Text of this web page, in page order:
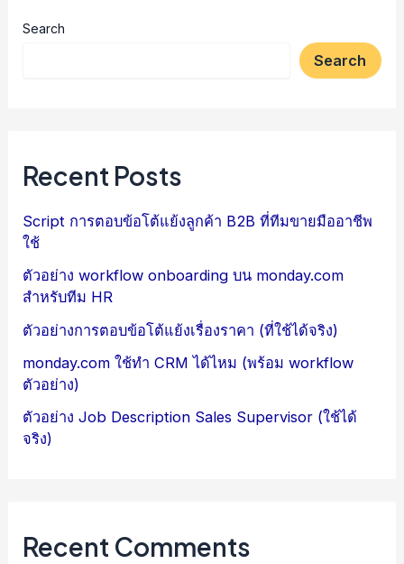
Search
Search
Recent Posts
Script การตอบข้อโต้แย้งลูกค้า B2B ที่ทีมขายมืออาชีพ
ใช้
ตัวอย่าง workflow onboarding บน monday.com
สำหรับทีม HR
ตัวอย่างการตอบข้อโต้แย้งเรื่องราคา (ที่ใช้ได้จริง)
monday.com ใช้ทำ CRM ได้ไหม (พร้อม workflow
ตัวอย่าง)
ตัวอย่าง Job Description Sales Supervisor (ใช้ได้
จริง)
Recent Comments